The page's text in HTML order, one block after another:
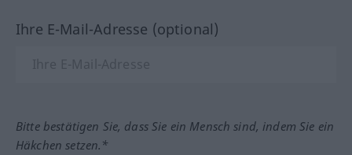
Ihre E-Mail-Adresse (optional)
Bitte bestätigen Sie, dass Sie ein Mensch sind, indem Sie ein
Häkchen setzen.*